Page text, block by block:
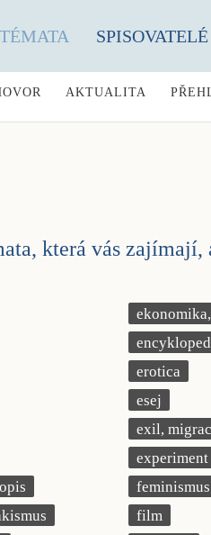
TÉMATA SPISOVATELÉ
AKTUALITA
která vás
erotica
esej
exil,
experiment
feminismus
film